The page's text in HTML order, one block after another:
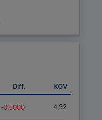
Diff. KGV
-0,5000 4,92